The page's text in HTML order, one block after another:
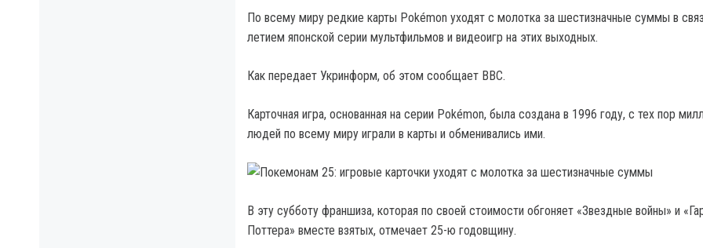
По всему миру редкие карты Pokémon уходят с молотка за шестизначные суммы в
летием японской серии мультфильмов и видеоигр на этих выходных.
Как передает Укринформ, об этом сообщает ВВС.
Карточная игра, основанная на серии Pokémon, была создана в 1996 году, с тех пор
людей по всему миру играли в карты и обменивались ими.
В эту субботу франшиза, которая по своей стоимости обгоняет «Звездные войны» и
Поттера» вместе взятых, отмечает 25-ю годовщину.